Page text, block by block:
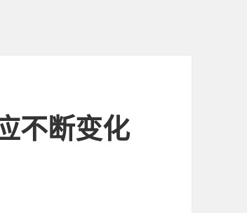
不断变化